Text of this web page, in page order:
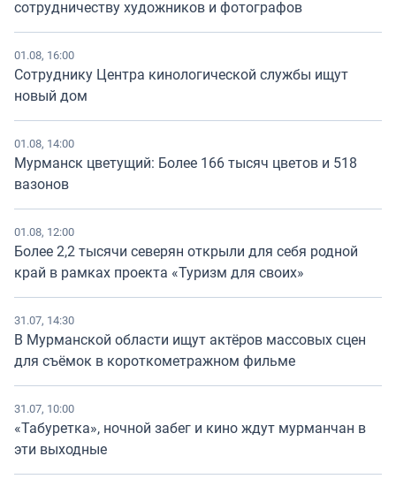
сотрудничеству художников и фотографов
01.08, 16:00
Сотруднику Центра кинологической службы ищут
новый дом
01.08, 14:00
Мурманск цветущий: Более 166 тысяч цветов и 518
вазонов
01.08, 12:00
Более 2,2 тысячи северян открыли для себя родной
край в рамках проекта «Туризм для своих»
31.07, 14:30
В Мурманской области ищут актёров массовых сцен
для съёмок в короткометражном фильме
31.07, 10:00
«Табуретка», ночной забег и кино ждут мурманчан в
эти выходные